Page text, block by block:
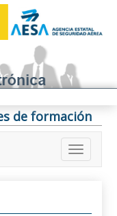
de formación